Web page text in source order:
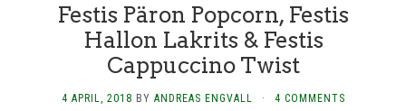
Festis Päron Popcorn, Festis
Hallon Lakrits & Festis
Cappuccino Twist
4 APRIL, 2018 BY ANDREAS ENGVALL · 4 COMMENTS